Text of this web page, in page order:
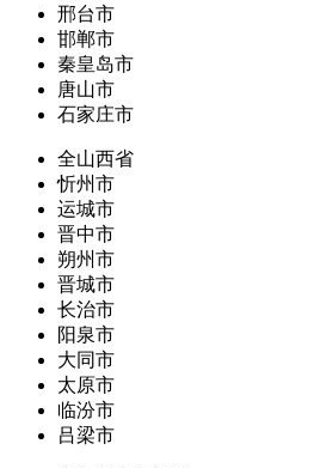
邢台市
邯郸市
秦皇岛市
唐山市
石家庄市
全山西省
忻州市
运城市
晋中市
朔州市
晋城市
长治市
阳泉市
大同市
太原市
临汾市
吕梁市